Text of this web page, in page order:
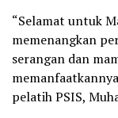
“Selamat untuk
memenangkan
serangan dan
pelatih PSIS,